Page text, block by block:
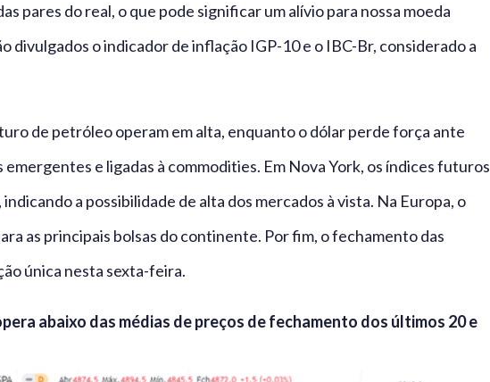
pares do real, o que pode significar um alívio para nossa moeda
divulgados o indicador de inflação IGP-10 e o IBC-Br, considerado a
de petróleo operam em alta, enquanto o dólar perde força ante
e ligadas à commodities. Em Nova York, os índices futuros
a possibilidade de alta dos mercados à vista. Na Europa, o
as principais bolsas do continente. Por fim, o fechamento das
única nesta sexta-feira.
abaixo das médias de preços de fechamento dos últimos 20 e